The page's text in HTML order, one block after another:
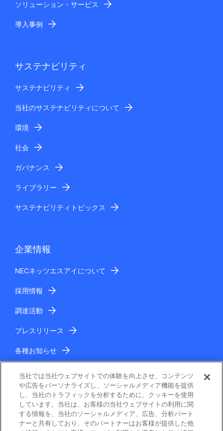
ソリューション・サービス
導入事例
サステナビリティ
サステナビリティ
当社のサステナビリティについて
環境
社会
ガバナンス
ライブラリー
サステナビリティトピックス
企業情報
NECネッツエスアイについて
採用情報
調達活動
プレスリリース
各種お知らせ
当社では当社ウェブサイトでの体験を向上させ、コンテンツ
や広告をパーソナライズし、ソーシャルメディア機能を提供
し、当社のトラフィックを分析するために、クッキーを使用
しています。当社は、お客様の当社ウェブサイトの利用に関
する情報を、当社のソーシャルメディア、広告、分析パート
ナーと共有しており、そのパートナーはお客様が提供した他